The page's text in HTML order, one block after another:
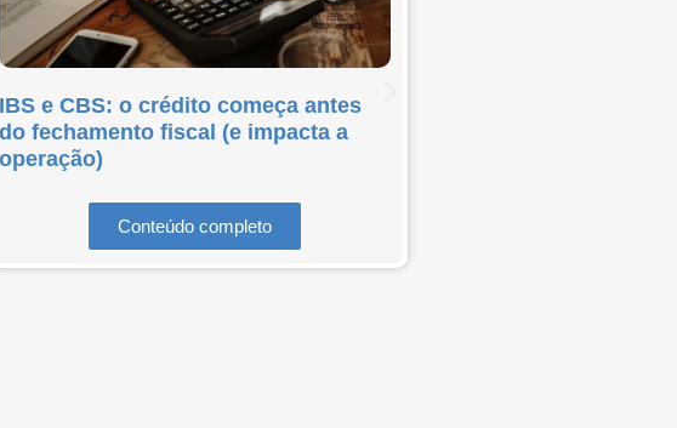
IBS e CBS: o crédito começa antes
do fechamento fiscal (e impacta a
operação)
Conteúdo completo